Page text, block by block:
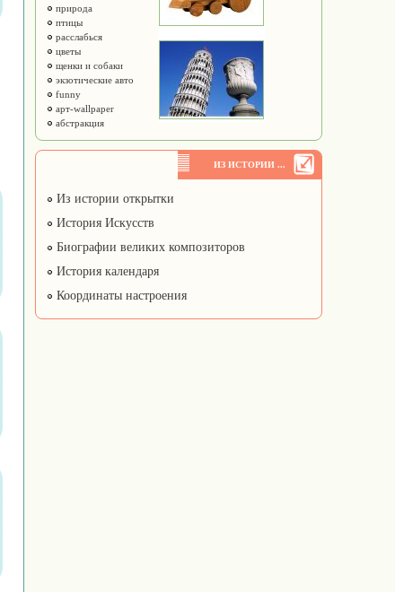
природа
птицы
расслабься
цветы
щенки и собаки
экзотические авто
funny
арт-wallpaper
абстракция
ИЗ ИСТОРИИ ...
Из истории открытки
История Искусств
Биографии великих композиторов
История календаря
Координаты настроения